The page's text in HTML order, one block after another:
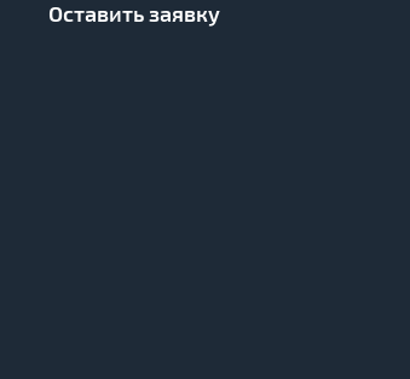
Оставить заявку